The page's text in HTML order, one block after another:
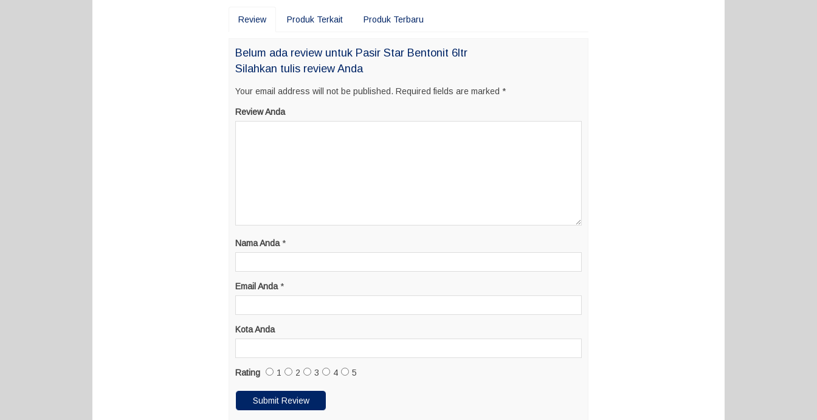
Review Produk Terkait Produk Terbaru
Belum ada review untuk Pasir Star Bentonit 6ltr
Silahkan tulis review Anda
Your email address will not be published. Required fields are marked *
Review Anda
Nama Anda *
Email Anda *
Kota Anda
Rating 1 2 3 4 5